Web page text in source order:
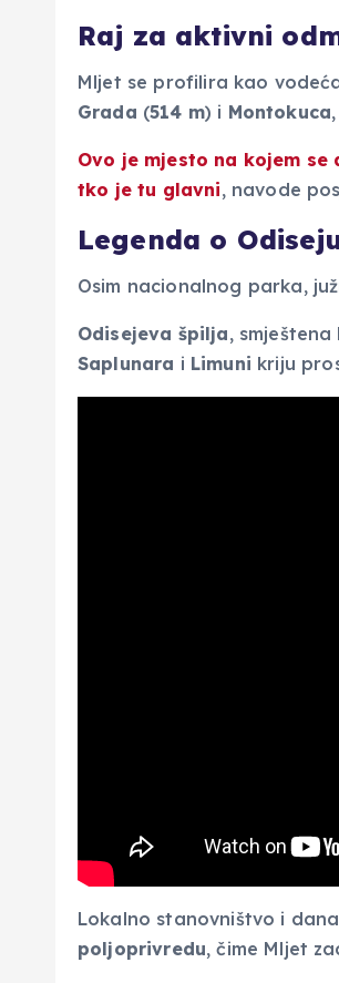
Raj za aktivni
Mljet se profilira kao
Grada (514 m) i Montokuca
Ovo je mjesto na kojem se
tko je tu glavni, navode
Legenda o
Osim nacionalnog parka,
Odisejeva špilja,
Saplunara i Limuni kriju
Lokalno stanovništvo i
poljoprivredu, čime Mljet